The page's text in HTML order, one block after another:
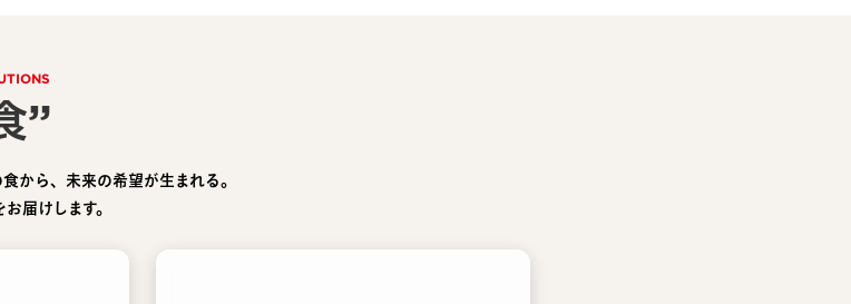
”
から、未来の希望が生まれる。
届けします。